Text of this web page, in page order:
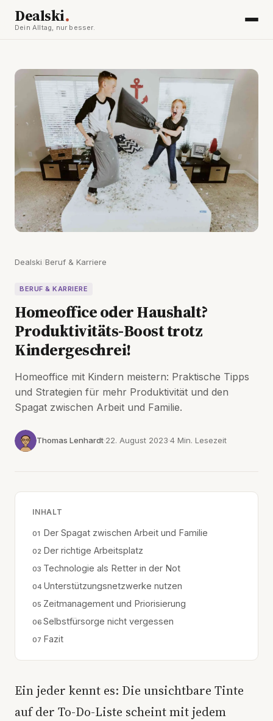
Dealski.
Dein Alltag, nur besser.
Dealski Beruf & Karriere
BERUF & KARRIERE
Homeoffice oder Haushalt?
Produktivitäts-Boost trotz
Kindergeschrei!
Homeoffice mit Kindern meistern: Praktische Tipps
und Strategien für mehr Produktivität und den
Spagat zwischen Arbeit und Familie.
Thomas Lenhardt 22. August 2023 4 Min. Lesezeit
INHALT
Der Spagat zwischen Arbeit und Familie
Der richtige Arbeitsplatz
Technologie als Retter in der Not
Unterstützungsnetzwerke nutzen
Zeitmanagement und Priorisierung
Selbstfürsorge nicht vergessen
Fazit
Ein jeder kennt es: Die unsichtbare Tinte
auf der To-Do-Liste scheint mit jedem